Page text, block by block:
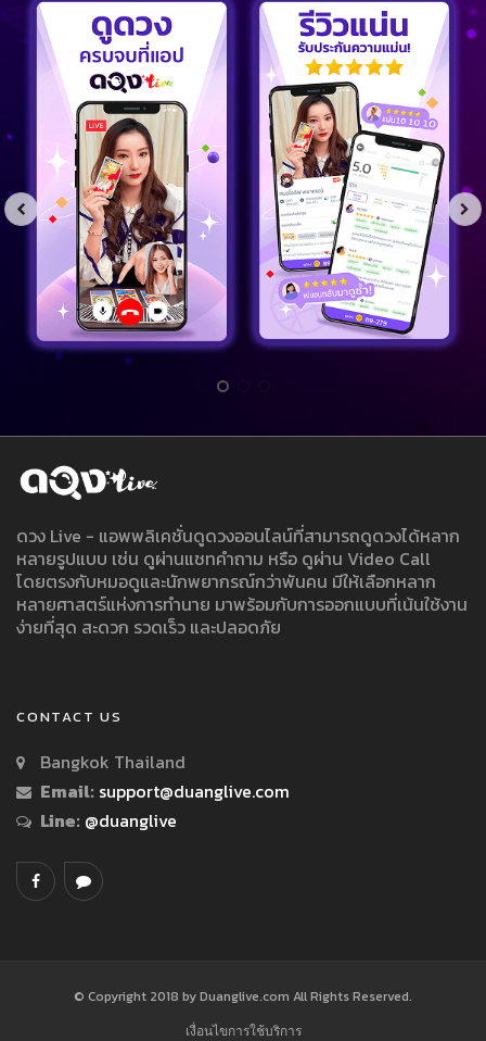
ดวง Live - แอพพลิเคชั่นดูดวงออนไลน์ที่สามารถดูดวงได้หลาก
หลายรูปแบบ เช่น ดูผ่านแชทคำถาม หรือ ดูผ่าน Video Call
โดยตรงกับหมอดูและนักพยากรณ์กว่าพันคน มีให้เลือกหลาก
หลายศาสตร์แห่งการทำนาย มาพร้อมกับการออกแบบที่เน้นใช้งาน
ง่ายที่สุด สะดวก รวดเร็ว และปลอดภัย
CONTACT US
Bangkok Thailand
Email: support@duanglive.com
Line: @duanglive
© Copyright 2018 by Duanglive.com All Rights Reserved.
เงื่อนไขการใช้บริการ